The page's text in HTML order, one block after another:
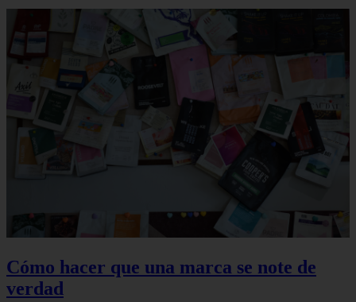
Cómo hacer que una marca se note de
verdad